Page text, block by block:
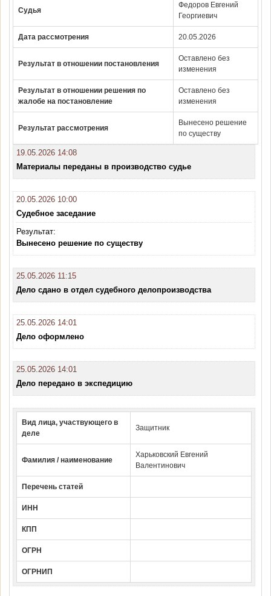
Судья
Федоров Евгений
Георгиевич
Дата рассмотрения 20.05.2026
Результат в отношении постановления
Оставлено без
изменения
Результат в отношении решения по
жалобе на постановление
Оставлено без
изменения
Результат рассмотрения
Вынесено решение
по существу
19.05.2026 14:08
Материалы переданы в производство судье
20.05.2026 10:00
Судебное заседание
Результат:
Вынесено решение по существу
25.05.2026 11:15
Дело сдано в отдел судебного делопроизводства
25.05.2026 14:01
Дело оформлено
25.05.2026 14:01
Дело передано в экспедицию
Вид лица, участвующего в
деле
Защитник
Фамилия / наименование
Харьковский Евгений
Валентинович
Перечень статей
ИНН
КПП
ОГРН
ОГРНИП